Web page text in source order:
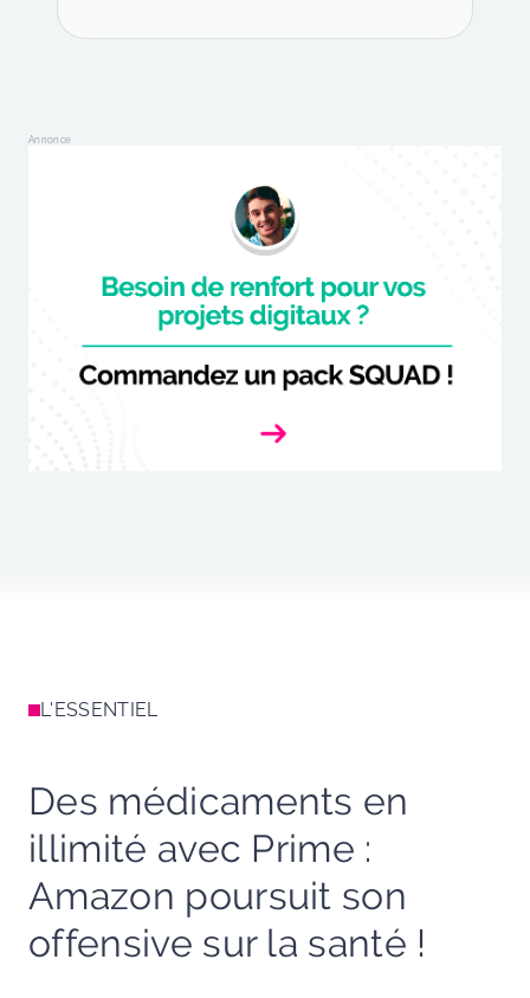
Annonce
L'ESSENTIEL
Des médicaments en
illimité avec Prime :
Amazon poursuit son
offensive sur la santé !